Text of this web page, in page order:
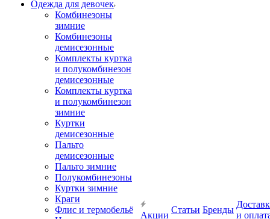
Одежда для девочек
Комбинезоны
зимние
Комбинезоны
демисезонные
Комплекты куртка
и полукомбинезон
демисезонные
Комплекты куртка
и полукомбинезон
зимние
Куртки
демисезонные
Пальто
демисезонные
Пальто зимние
Полукомбинезоны
Куртки зимние
Краги
Флис и термобельё
Акции
Статьи Бренды
и